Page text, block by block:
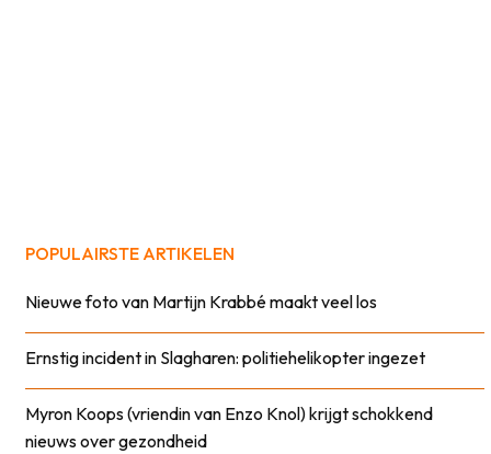
POPULAIRSTE ARTIKELEN
Nieuwe foto van Martijn Krabbé maakt veel los
Ernstig incident in Slagharen: politiehelikopter ingezet
Myron Koops (vriendin van Enzo Knol) krijgt schokkend
nieuws over gezondheid